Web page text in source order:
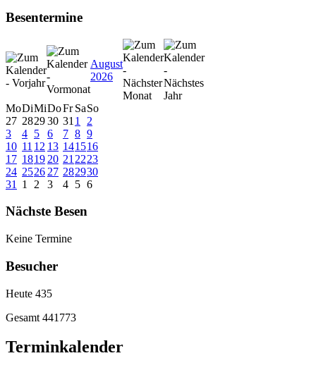
Besentermine
August
2026
MoDiMiDoFr SaSo
27 282930 31 1
2
3
4 5 6 7 8 9
10 11 12 13 141516
17 1819 20 21 2223
24 2526 27 282930
31
1 2 3 4 5 6
Nächste Besen
Keine Termine
Besucher
Heute 435
Gesamt 441773
Terminkalender